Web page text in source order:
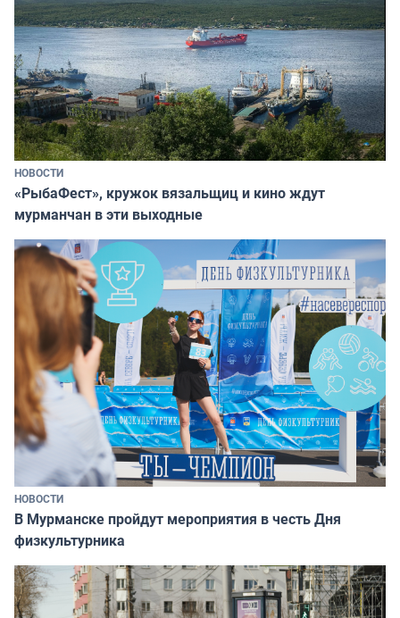
НОВОСТИ
«РыбаФест», кружок вязальщиц и кино ждут
мурманчан в эти выходные
НОВОСТИ
В Мурманске пройдут мероприятия в честь Дня
физкультурника